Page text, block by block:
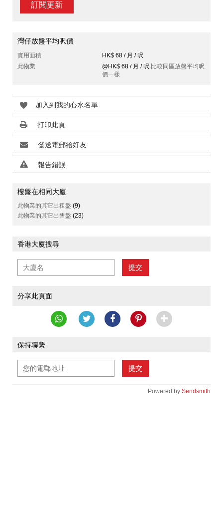
訂閱更新
灣仔放盤平均呎價
實用面積
HK$ 68 / 月 / 呎
此物業
@HK$ 68 / 月 / 呎 比較同區放盤平均呎
價一樣
加入到我的心水名單
打印此頁
發送電郵給好友
報告錯誤
樓盤在相同大廈
此物業的其它出租盤 (9)
此物業的其它出售盤 (23)
香港大廈搜尋
提交
分享此頁面
保持聯繫
提交
Powered by Sendsmith